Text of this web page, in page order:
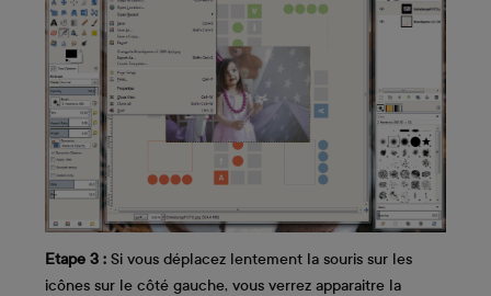
Etape 3 : Si vous déplacez lentement la souris sur les
icônes sur le côté gauche, vous verrez apparaitre la